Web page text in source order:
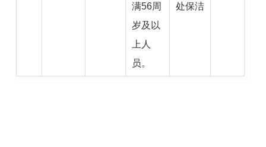
满56周
岁及以
上人
员。
处保洁